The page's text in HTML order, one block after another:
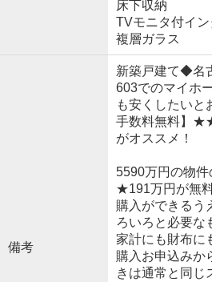
床下収納
TVモニタ付イ
複層ガラス
備考
新築戸建て◆名
603でのマイホ
も安くしたい
手数料無料】
がオススメ！
5590万円の物
★191万円が無
購入ができるう
ろいろと必要な
家計にも財布に
購入お申込みか
きは通常と同じ